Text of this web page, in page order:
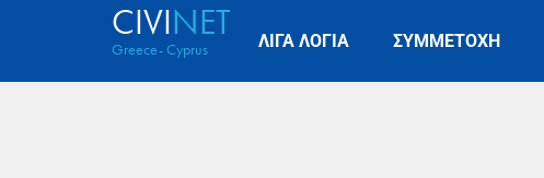
CIVINET
Greece- Cyprus ΛΙΓΑ ΛΟΓΙΑ ΣΥΜΜΕΤΟΧΗ